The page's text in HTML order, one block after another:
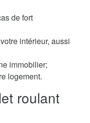
de fort
intérieur, aussi
immobilier;
logement.
roulant